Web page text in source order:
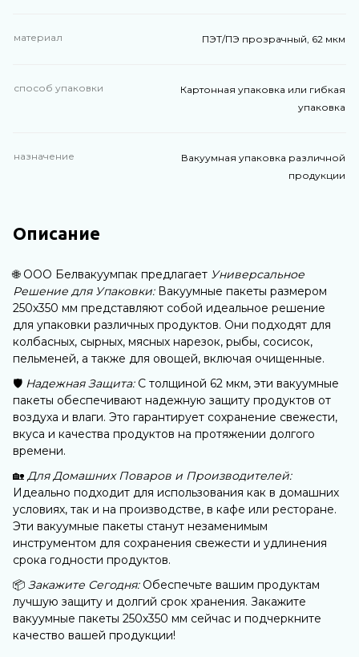
материал ПЭТ/ПЭ прозрачный, 62 мкм
способ упаковки
Картонная упаковка или гибкая
упаковка
назначение
Вакуумная упаковка различной
продукции
Описание
🌐 ООО Белвакуумпак предлагает Универсальное
Решение для Упаковки:Вакуумные пакеты размером
250х350 мм представляют собой идеальное решение
для упаковки различных продуктов. Они подходят для
колбасных, сырных, мясных нарезок, рыбы, сосисок,
пельменей, а также для овощей, включая очищенные.
🛡️ Надежная Защита:С толщиной 62 мкм, эти вакуумные
пакеты обеспечивают надежную защиту продуктов от
воздуха и влаги. Это гарантирует сохранение свежести,
вкуса и качества продуктов на протяжении долгого
времени.
🏡 Для Домашних Поваров и Производителей:
Идеально подходит для использования как в домашних
условиях, так и на производстве, в кафе или ресторане.
Эти вакуумные пакеты станут незаменимым
инструментом для сохранения свежести и удлинения
срока годности продуктов.
📦 Закажите Сегодня:Обеспечьте вашим продуктам
лучшую защиту и долгий срок хранения. Закажите
вакуумные пакеты 250х350 мм сейчас и подчеркните
качество вашей продукции!